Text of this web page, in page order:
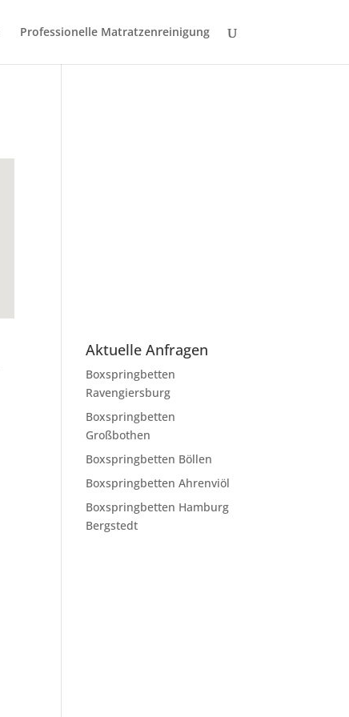
Professionelle Matratzenreinigung
Aktuelle Anfragen
Boxspringbetten
Ravengiersburg
Boxspringbetten
Großbothen
Boxspringbetten Böllen
Boxspringbetten Ahrenviöl
Boxspringbetten Hamburg
Bergstedt